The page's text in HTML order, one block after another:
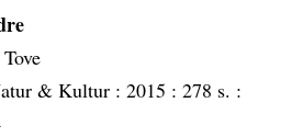
& Kultur : 2015 : 278 s. :